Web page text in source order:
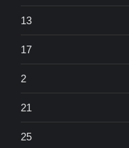
13
17
2
21
25